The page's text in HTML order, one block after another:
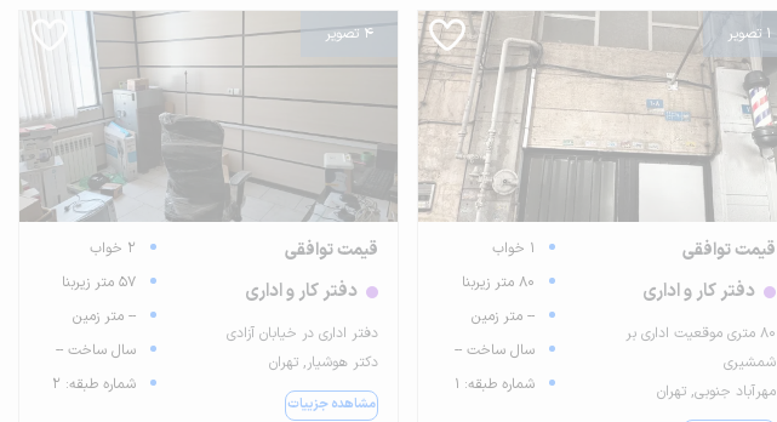
1 تصویر
قیمت توافقی
دفتر کار و اداری
۸۰ متری موقعیت اداری بر
شمشیری
مهرآباد جنوبی, تهران
1 خواب
80 متر زیربنا
-- متر زمین
سال ساخت --
شماره طبقه: 1
4 تصویر
قیمت توافقی
دفتر کار و اداری
دفتر اداری در خیابان آزادی
دکتر هوشیار, تهران
مشاهده جزییات
2 خواب
57 متر زیربنا
-- متر زمین
سال ساخت --
شماره طبقه: 2